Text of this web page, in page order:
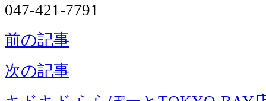
047-421-7791
前の記事
次の記事